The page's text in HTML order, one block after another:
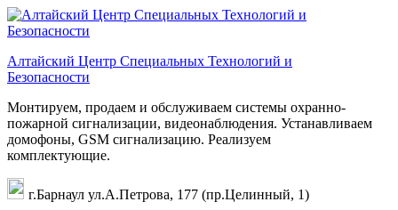
Перейти
к
Алтайский Центр Специальных Технологий и
Безопасности
Монтируем, продаем и обслуживаем системы охранно-
пожарной сигнализации, видеонаблюдения. Устанавливаем
домофоны, GSM сигнализацию. Реализуем
комплектующие.
г.Барнаул ул.А.Петрова, 177 (пр.Целинный, 1)